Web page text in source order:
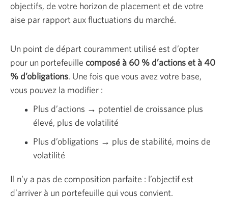
objectifs, de votre horizon de placement et de votre
aise par rapport aux fluctuations du marché.
Un point de départ couramment utilisé est d’opter
pour un portefeuille composé à 60 % d’actions et à 40
% d’obligations. Une fois que vous avez votre base,
vous pouvez la modifier :
Plus d’actions → potentiel de croissance plus
élevé, plus de volatilité
Plus d’obligations → plus de stabilité, moins de
volatilité
Il n’y a pas de composition parfaite : l’objectif est
d’arriver à un portefeuille qui vous convient.